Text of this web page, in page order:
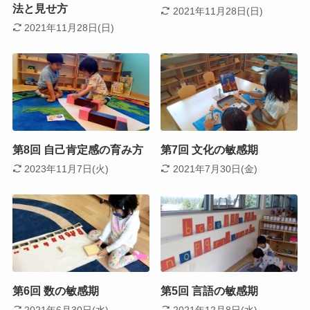
法と見せ方
2021年11月28日(日)
2021年11月28日(日)
第8回 自己肯定感の育み方
2023年11月7日(火)
第7回 文化の敏感期
2021年7月30日(金)
第6回 数の敏感期 第5回 言語の敏感期